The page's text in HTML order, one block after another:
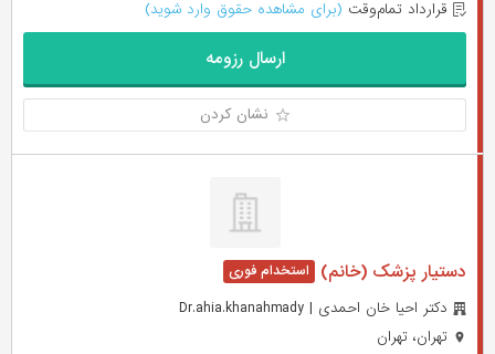
قرارداد تمام‌وقت (برای مشاهده حقوق وارد شوید)
ارسال رزومه
نشان کردن
دستیار پزشک (خانم)
دکتر احیا خان احمدی | Dr.ahia.khanahmady
تهران، تهران